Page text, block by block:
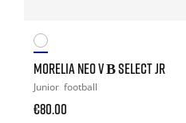
MORELIA NEO V Β SELECT JR
Junior football
€80.00